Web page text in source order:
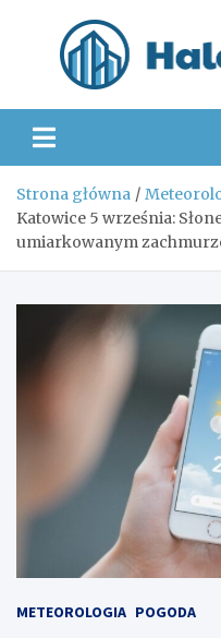
Strona główna
Katowice 5 września:
umiarkowanym
METEOROLOGIA POGODA